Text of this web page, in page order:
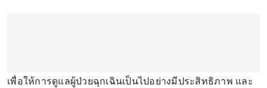
เพื่อให้การดูแลผู้ป่วยฉุกเฉินเป็นไปอย่างมีประสิทธิภาพ และ